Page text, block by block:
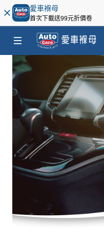
愛車褓母
首次下載送99元折價卷